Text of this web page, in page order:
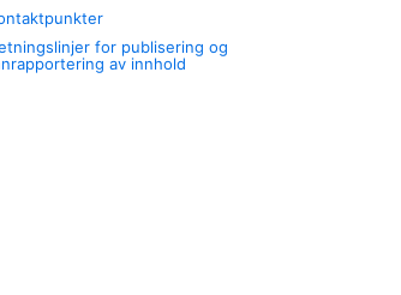
for publisering og
av innhold